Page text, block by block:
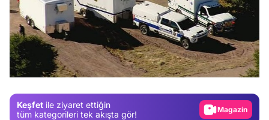
Keşfet ile ziyaret ettiğin
tüm kategorileri tek akışta gör!
Video
Test
Magazin